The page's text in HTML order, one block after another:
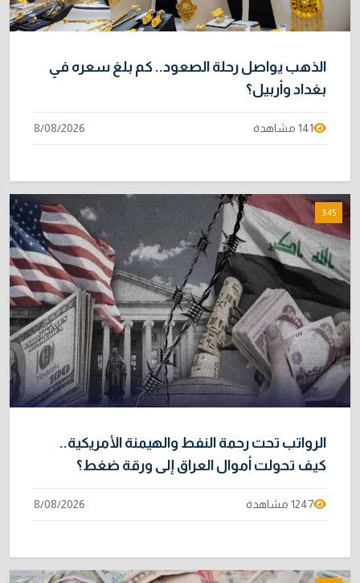
2/08/2026
الذهب يواصل رحلة الصعود.. كم بلغ سعره في
بغداد وأربيل؟
141 مشاهدة 8/08/2026
3:45
الرواتب تحت رحمة النفط والهيمنة الأمريكية..
كيف تحولت أموال العراق إلى ورقة ضغط؟
1247 مشاهدة 8/08/2026